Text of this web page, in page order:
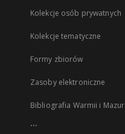
Kolekcje osób prywatnych
Kolekcje tematyczne
Formy zbiorów
Zasoby elektroniczne
Bibliografia Warmii i Mazur
...